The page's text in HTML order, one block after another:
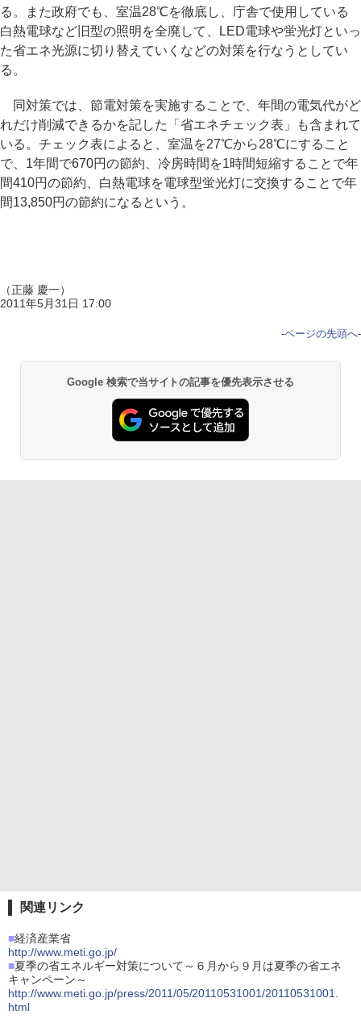
る。また政府でも、室温28℃を徹底し、庁舎で使用している
白熱電球など旧型の照明を全廃して、LED電球や蛍光灯といっ
た省エネ光源に切り替えていくなどの対策を行なうとしてい
る。
同対策では、節電対策を実施することで、年間の電気代がど
れだけ削減できるかを記した「省エネチェック表」も含まれて
いる。チェック表によると、室温を27℃から28℃にすること
で、1年間で670円の節約、冷房時間を1時間短縮することで年
間410円の節約、白熱電球を電球型蛍光灯に交換することで年
間13,850円の節約になるという。
（正藤 慶一）
2011年5月31日 17:00
-ページの先頭へ-
Google 検索で当サイトの記事を優先表示させる
関連リンク
■経済産業省
http://www.meti.go.jp/
■夏季の省エネルギー対策について～６月から９月は夏季の省エネ
キャンペーン～
http://www.meti.go.jp/press/2011/05/20110531001/20110531001.
html